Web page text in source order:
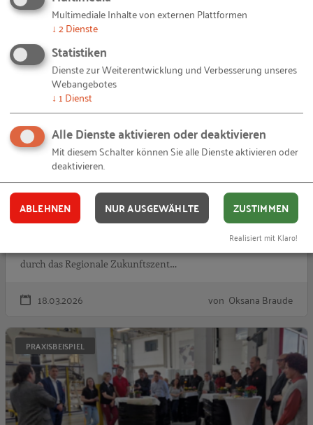
PRAXISBEISPIEL
Gemeinsam KI-ready: wenn Betriebsrat und
Belegschaft vorangehen
durch das Regionale Zukunftszent…
18.03.2026 von Oksana Braude
PRAXISBEISPIEL
Multimediale Inhalte von externen Plattformen
↓ 2Dienste
Statistiken
Dienste zur Weiterentwicklung und Verbesserung unseres
Webangebotes
↓ 1 Dienst
Alle Dienste aktivieren oder deaktivieren
Mit diesem Schalter können Sie alle Dienste aktivieren oder
deaktivieren.
ABLEHNEN NUR AUSGEWÄHLTE ZUSTIMMEN
Realisiert mit Klaro!